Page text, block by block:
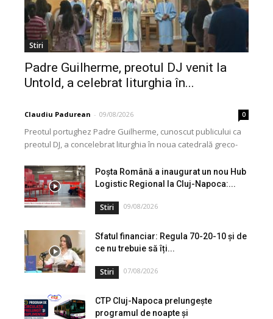
Stiri
Padre Guilherme, preotul DJ venit la
Untold, a celebrat liturghia în...
Claudiu Padurean - 09/08/2026 0
Preotul portughez Padre Guilherme, cunoscut publicului ca
preotul DJ, a concelebrat liturghia în noua catedrală greco-
Credinței din...
Poșta Română a inaugurat un nou Hub
Logistic Regional la Cluj-Napoca:...
Stiri 09/08/2026
Sfatul financiar: Regula 70-20-10 și de
ce nu trebuie să îți...
Stiri 07/08/2026
CTP Cluj-Napoca prelungește
programul de noapte și